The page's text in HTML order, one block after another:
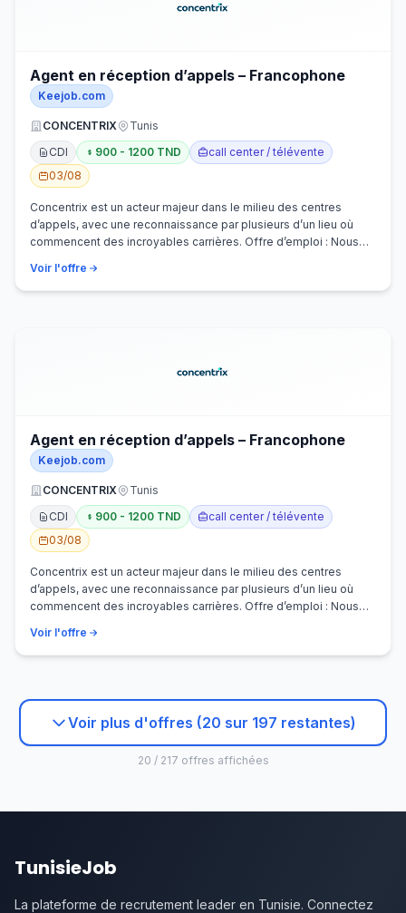
Agent en réception d’appels – Francophone
Keejob.com
CONCENTRIX
Tunis
CDI
900 - 1200 TND
call center / télévente
03/08
Concentrix est un acteur majeur dans le milieu des centres
d’appels, avec une reconnaissance par plusieurs d’un lieu où
commencent des incroyables carrières. Offre d’emploi : Nous
Voir l'offre
Agent en réception d’appels – Francophone
Keejob.com
CONCENTRIX
Tunis
CDI
900 - 1200 TND
call center / télévente
03/08
Concentrix est un acteur majeur dans le milieu des centres
d’appels, avec une reconnaissance par plusieurs d’un lieu où
commencent des incroyables carrières. Offre d’emploi : Nous
Voir l'offre
Voir plus d'offres (20 sur 197 restantes)
20 / 217 offres affichées
TunisieJob
La plateforme de recrutement leader en Tunisie. Connectez